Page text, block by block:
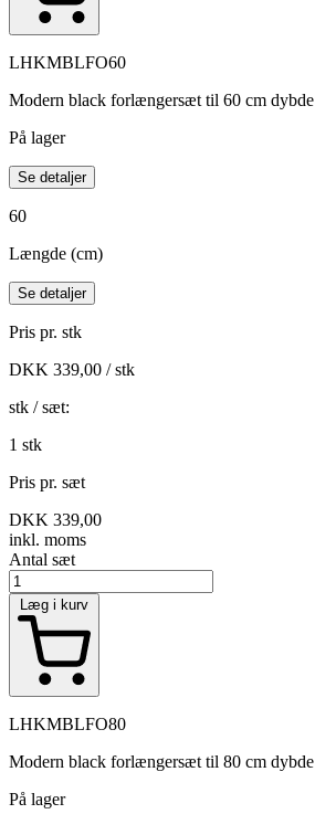
LHKMBLFO60
Modern black forlængersæt til 60 cm dybde
På lager
Se detaljer
60
Længde (cm)
Se detaljer
Pris pr. stk
DKK 339,00 / stk
stk / sæt:
1 stk
Pris pr. sæt
DKK 339,00
inkl. moms
Antal sæt
Læg i kurv
LHKMBLFO80
Modern black forlængersæt til 80 cm dybde
På lager